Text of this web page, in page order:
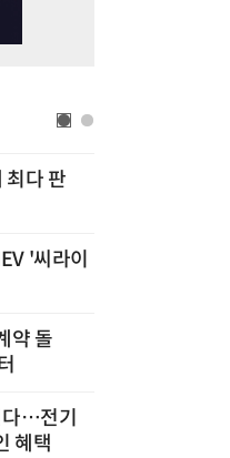
최다 판
'씨라이
약 돌
…전기
혜택